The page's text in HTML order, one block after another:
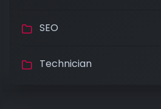
SEO
Technician